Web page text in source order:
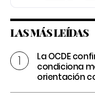
LAS MÁS LEÍDAS
La OCDE
condiciona
orientación